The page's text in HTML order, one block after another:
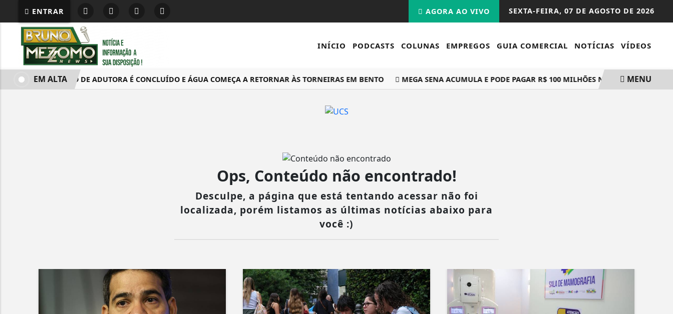
ENTRAR SEXTA-FEIRA, 07 DE AGOSTO DE 2026
AGORA AO VIVO
INÍCIO PODCASTS COLUNAS EMPREGOS GUIA COMERCIAL NOTÍCIAS VÍDEOS
CONSERTO DE ADUTORA É CONCLUÍDO E ÁGUA COMEÇA A RETORNAR ÀS TORNEIRAS EM BENTO MEGA SENA ACUMULA E PODE PAGAR R$ 100 MILHÕES NESTE DOMINGO
EM ALTA MENU
Ops, Conteúdo não encontrado!
Desculpe, a página que está tentando acessar não foi
localizada, porém listamos as últimas notícias abaixo para
você :)